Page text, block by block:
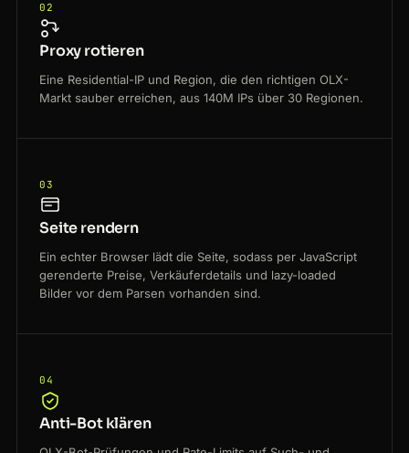
02
Proxy rotieren
Eine Residential-IP und Region, die den richtigen OLX-
Markt sauber erreichen, aus 140M IPs über 30 Regionen.
03
Seite rendern
Ein echter Browser lädt die Seite, sodass per JavaScript
gerenderte Preise, Verkäuferdetails und lazy-loaded
Bilder vor dem Parsen vorhanden sind.
04
Anti-Bot klären